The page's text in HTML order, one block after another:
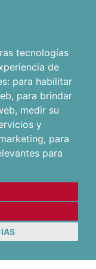
tecnologías
de
para habilitar
, para brindar
, medir su
y
, para
para